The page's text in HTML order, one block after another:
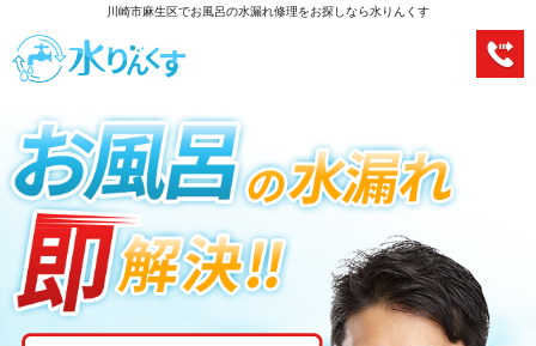
川崎市麻生区でお風呂の水漏れ修理をお探しなら水りんくす